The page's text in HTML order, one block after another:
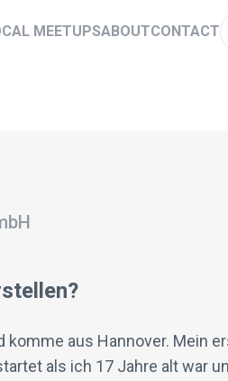
MEETUPSABOUTCONTACT
komme aus Hannover. Mein
als ich 17 Jahre alt war